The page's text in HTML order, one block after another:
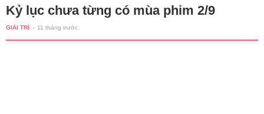
Kỷ lục chưa từng có mùa phim 2/9
GIẢI TRÍ - 11 tháng trước